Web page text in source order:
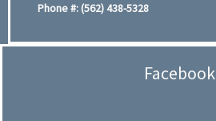
Phone #:(562) 438-5328
Facebook